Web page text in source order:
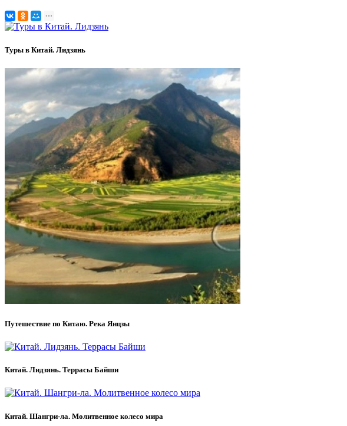
Туры в Китай. Лидзянь
Путешествие по Китаю. Река Янцзы
Китай. Лидзянь. Террасы Байши
Китай. Шангри-ла. Молитвенное колесо мира